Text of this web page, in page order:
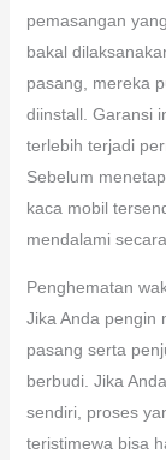
pemasangan
bakal
pasang, mereka
diinstall. Garansi
terlebih terjadi
Sebelum
kaca mobil
mendalami
Penghematan
Jika Anda pengin
pasang serta
berbudi. Jika
sendiri, proses
teristimewa bisa